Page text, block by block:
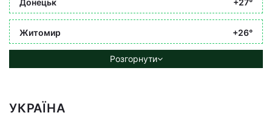
Житомир +26°
Розгорнути
УКРАЇНА